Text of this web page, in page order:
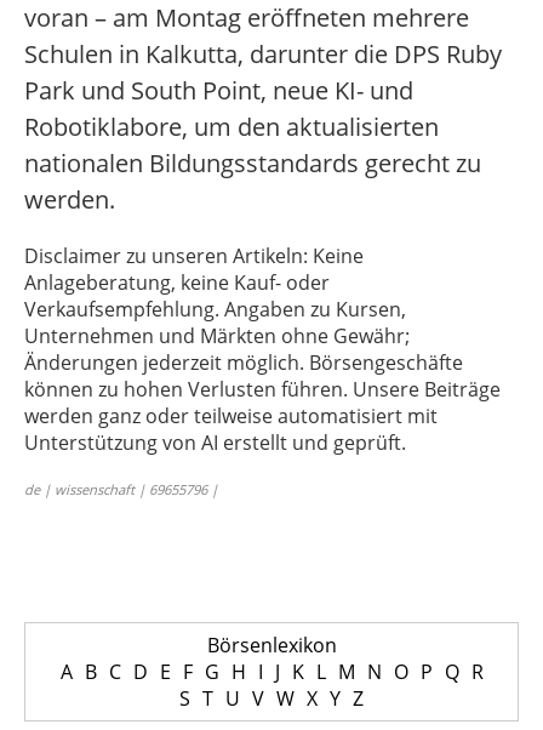
voran – am Montag eröffneten mehrere
Schulen in Kalkutta, darunter die DPS Ruby
Park und South Point, neue KI- und
Robotiklabore, um den aktualisierten
nationalen Bildungsstandards gerecht zu
werden.
Disclaimer zu unseren Artikeln: Keine
Anlageberatung, keine Kauf- oder
Verkaufsempfehlung. Angaben zu Kursen,
Unternehmen und Märkten ohne Gewähr;
Änderungen jederzeit möglich. Börsengeschäfte
können zu hohen Verlusten führen. Unsere Beiträge
werden ganz oder teilweise automatisiert mit
Unterstützung von AI erstellt und geprüft.
de | wissenschaft | 69655796 |
Börsenlexikon
A B C D E F G H I J K L M N O P Q R
S T U V W X Y Z